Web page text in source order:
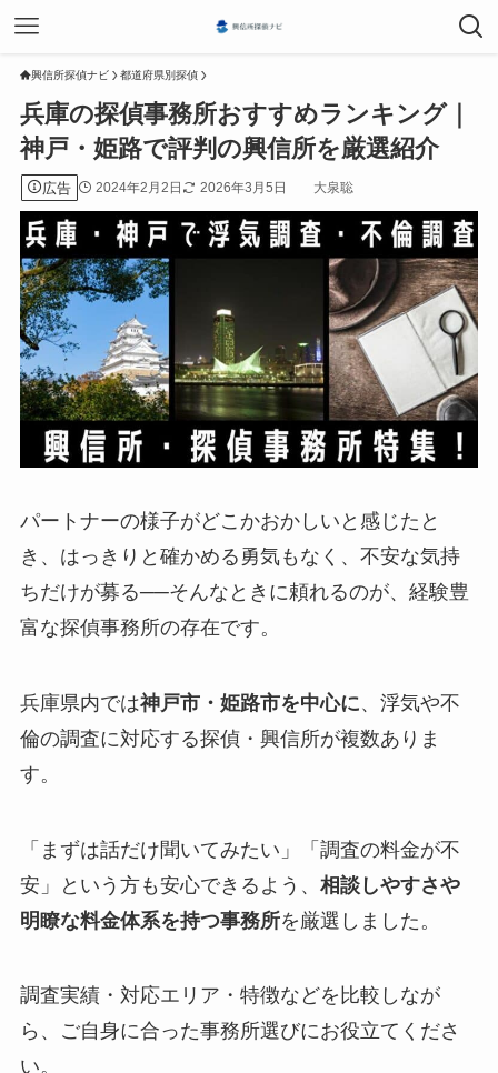
興信所探偵ナビ 都道府県別探偵
兵庫の探偵事務所おすすめランキング｜
神戸・姫路で評判の興信所を厳選紹介
広告 2024年2月2日 2026年3月5日 大泉聡
パートナーの様子がどこかおかしいと感じたと
き、はっきりと確かめる勇気もなく、不安な気持
ちだけが募る──そんなときに頼れるのが、経験豊
富な探偵事務所の存在です。
兵庫県内では神戸市・姫路市を中心に、浮気や不
倫の調査に対応する探偵・興信所が複数ありま
す。
「まずは話だけ聞いてみたい」「調査の料金が不
安」という方も安心できるよう、 相談しやすさや
明瞭な料金体系を持つ事務所を厳選しました。
調査実績・対応エリア・特徴などを比較しなが
ら、ご自身に合った事務所選びにお役立てくださ
い。